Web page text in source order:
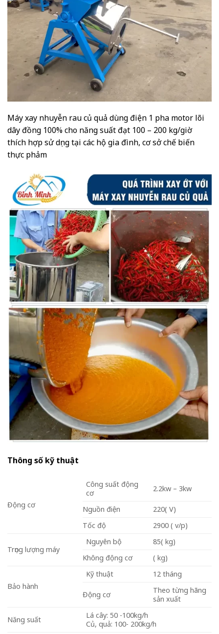
Máy xay nhuyễn rau củ quả dùng điện 1 pha motor lõi
dây đồng 100% cho năng suất đạt 100 – 200 kg/giờ
thích hợp sử dụng tại các hộ gia đình, cơ sở chế biến
thực phảm
Thông số kỹ thuật
Động cơ
Công suất động
cơ
2.2kw – 3kw
Nguồn điện
220( V)
Tốc độ
2900 ( v/p)
Trọng lượng máy
Nguyên bộ
85( kg)
Không động cơ
( kg)
Bảo hành
Kỹ thuật 12 tháng
Động cơ
Theo từng hãng
sản xuất
Năng suất
Lá cây: 50 -100kg/h
Củ, quả: 100- 200kg/h